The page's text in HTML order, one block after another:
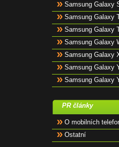
Samsung Galaxy
Samsung Galaxy
Samsung Galaxy
Samsung Galaxy
Samsung Galaxy
Samsung Galaxy
Samsung Galaxy
PR články
O mobilních
Ostatní